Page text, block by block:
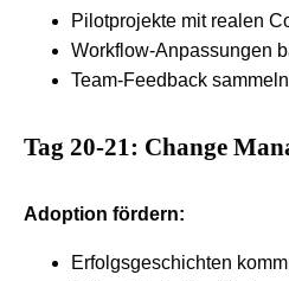
Pilotprojekte mit realen
Workflow-Anpassungen
Team-Feedback
Tag 20-21: Change
Adoption fördern:
Erfolgsgeschichten